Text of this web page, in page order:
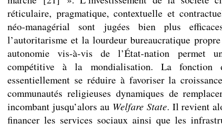
réticulaire, pragmatique, contextuelle et
néo-managérial sont jugées bien plus
l’autoritarisme et la lourdeur bureaucratique
autonomie vis-à-vis de l’État-nation permet
compétitive à la mondialisation. La
essentiellement se réduire à favoriser la
communautés religieuses dynamiques de
incombant jusqu’alors auWelfare State. Il revient
financer les services sociaux ainsi que les